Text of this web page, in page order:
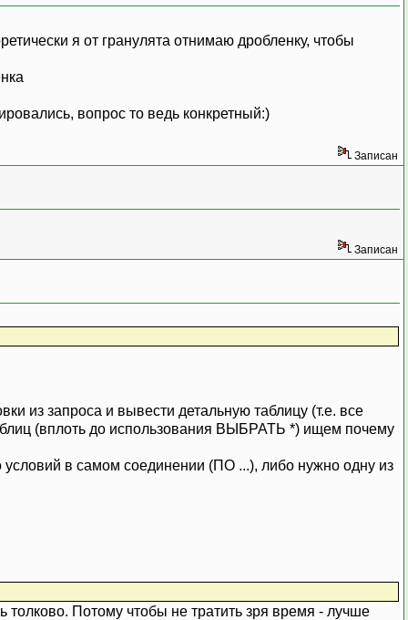
я от гранулята отнимаю дробленку, чтобы
вопрос то ведь конкретный:)
Записан
Записан
из запроса и вывести детальную таблицу (т.е. все
(вплоть до использования ВЫБРАТЬ *) ищем почему
в самом соединении (ПО ...), либо нужно одну из
Потому чтобы не тратить зря время - лучше